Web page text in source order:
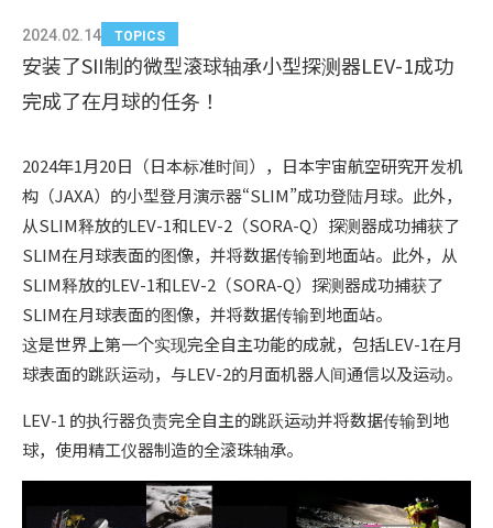
2024.02.14 TOPICS
安装了SII制的微型滚球轴承小型探测器LEV-1成功
完成了在月球的任务！
2024年1月20日（日本标准时间），日本宇宙航空研究开发机
构（JAXA）的小型登月演示器“SLIM”成功登陆月球。此外，
从SLIM释放的LEV-1和LEV-2（SORA-Q）探测器成功捕获了
SLIM在月球表面的图像，并将数据传输到地面站。此外，从
SLIM释放的LEV-1和LEV-2（SORA-Q）探测器成功捕获了
SLIM在月球表面的图像，并将数据传输到地面站。
这是世界上第一个实现完全自主功能的成就，包括LEV-1在月
球表面的跳跃运动，与LEV-2的月面机器人间通信以及运动。
LEV-1 的执行器负责完全自主的跳跃运动并将数据传输到地
球，使用精工仪器制造的全滚珠轴承。